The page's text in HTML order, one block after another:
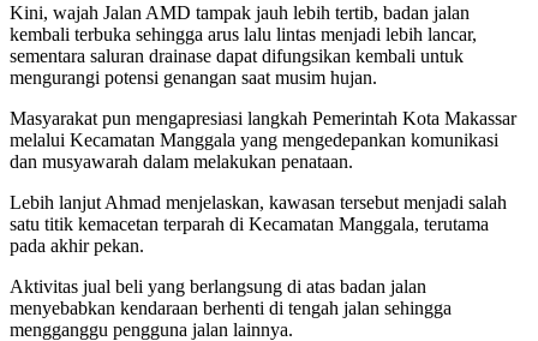
Kini, wajah Jalan AMD tampak jauh lebih tertib, badan jalan
kembali terbuka sehingga arus lalu lintas menjadi lebih lancar,
sementara saluran drainase dapat difungsikan kembali untuk
mengurangi potensi genangan saat musim hujan.
Masyarakat pun mengapresiasi langkah Pemerintah Kota Makassar
melalui Kecamatan Manggala yang mengedepankan komunikasi
dan musyawarah dalam melakukan penataan.
Lebih lanjut Ahmad menjelaskan, kawasan tersebut menjadi salah
satu titik kemacetan terparah di Kecamatan Manggala, terutama
pada akhir pekan.
Aktivitas jual beli yang berlangsung di atas badan jalan
menyebabkan kendaraan berhenti di tengah jalan sehingga
mengganggu pengguna jalan lainnya.